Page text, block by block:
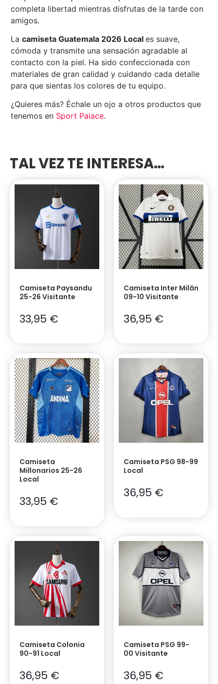
completa libertad mientras disfrutas de la tarde con
amigos.
Lacamiseta Guatemala 2026 Local es suave,
cómoda y transmite una sensación agradable al
contacto con la piel. Ha sido confeccionada con
materiales de gran calidad y cuidando cada detalle
para que sientas los colores de tu equipo.
¿Quieres más? Échale un ojo a otros productos que
tenemos en Sport Palace.
TAL VEZ TE INTERESA…
Camiseta Paysandu
25-26 Visitante
33,95 €
Camiseta Inter Milán
09-10 Visitante
36,95 €
Camiseta
Millonarios 25-26
Local
33,95 €
Camiseta PSG 98-99
Local
36,95 €
Camiseta Colonia
90-91 Local
36,95 €
Camiseta PSG 99-
00 Visitante
36,95 €